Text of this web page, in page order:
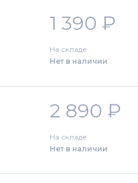
1 390 ₽
На складе
Нет в наличии
2 890 ₽
На складе
Нет в наличии